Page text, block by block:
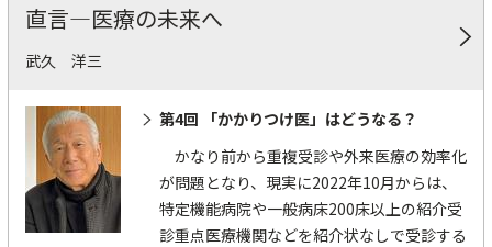
直言―医療の未来へ
武久 洋三
第4回 「かかりつけ医」はどうなる？
かなり前から重複受診や外来医療の効率化
が問題となり、現実に2022年10月からは、
特定機能病院や一般病床200床以上の紹介受
診重点医療機関などを紹介状なしで受診する